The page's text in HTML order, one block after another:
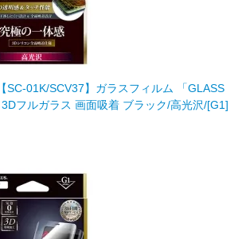
SC-01K/SCV37】ガラスフィルム 「GLASS
フルガラス 画面吸着 ブラック/高光沢/[G1]